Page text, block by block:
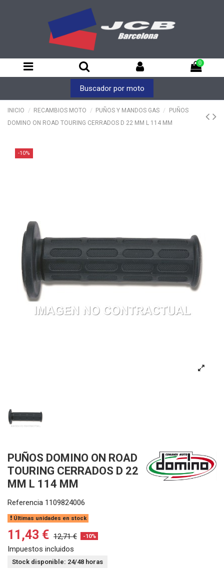
0
Buscador por moto
INICIO RECAMBIOS MOTO PUÑOS Y MANDOS GAS
PUÑOS
DOMINO ON ROAD TOURING CERRADOS D 22 MM L 114 MM
-10%
PUÑOS DOMINO ON ROAD
TOURING CERRADOS D 22
MM L 114 MM
Referencia 1109824006
Últimas unidades en stock
11,43 € 12,71 € -10%
Impuestos incluidos
Stock disponible: 24/48 horas